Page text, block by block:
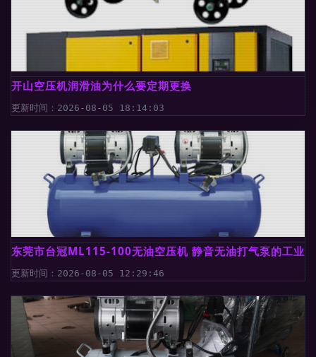
开山空压机润滑油为什么要定期更换
更新时间：2026-08-05 18:14:03
东莞市台冠ML115-100无油空压机 静音无油打气泵的工业
更新时间：2026-08-05 12:29:46